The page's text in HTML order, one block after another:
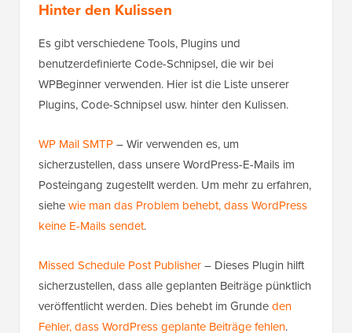
Hinter den Kulissen
Es gibt verschiedene Tools, Plugins und
benutzerdefinierte Code-Schnipsel, die wir bei
WPBeginner verwenden. Hier ist die Liste unserer
Plugins, Code-Schnipsel usw. hinter den Kulissen.
WP Mail SMTP– Wir verwenden es, um
sicherzustellen, dass unsere WordPress-E-Mails im
Posteingang zugestellt werden. Um mehr zu erfahren,
siehewie man das Problem behebt, dass WordPress
keine E-Mails sendet.
Missed Schedule Post Publisher– Dieses Plugin hilft
sicherzustellen, dass alle geplanten Beiträge pünktlich
veröffentlicht werden. Dies behebt im Grundeden
Fehler, dass WordPress geplante Beiträge fehlen.